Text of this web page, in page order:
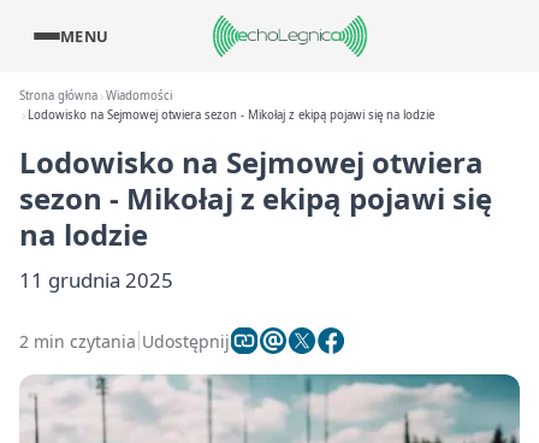
MENU
Strona główna Wiadomości
Lodowisko na Sejmowej otwiera sezon - Mikołaj z ekipą pojawi się na lodzie
Lodowisko na Sejmowej otwiera
sezon - Mikołaj z ekipą pojawi się
na lodzie
11 grudnia 2025
2 min czytania Udostępnij